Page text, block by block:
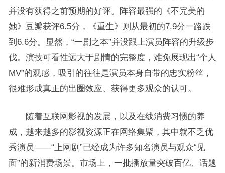
并没有获得之前预期的好评。阵容最强的《不完美的
她》豆瓣获评6.5分，《重生》则从最初的7.9分一路跌
到6.6分。显然，“一剧之本”并没跟上演员阵容的升级步
伐。演技可看性远大于剧情的完整度，难免展现出“个人
MV”的观感，吸引的往往是演员本身自带的忠实粉丝，
很难形成真正的出圈效应、获得更多观众的认可。
随着互联网影视的发展，以及在线消费习惯的养
成，越来越多的影视资源正在网络集聚，其中就不乏优
秀演员——“上网剧”已经成为许多知名演员与观众“见
面”的新消费场景。市场上，一批播放量突破百亿、话题